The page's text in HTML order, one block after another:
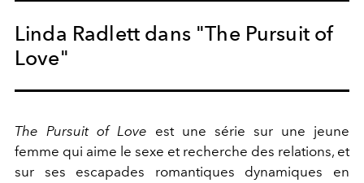
Linda Radlett dans "The Pursuit of
Love"
The Pursuit of Love est une série sur une jeune
femme qui aime le sexe et recherche des relations, et
sur ses escapades romantiques dynamiques en